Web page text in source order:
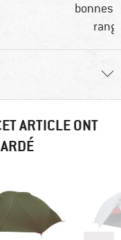
bonnes
ARTICLE ONT